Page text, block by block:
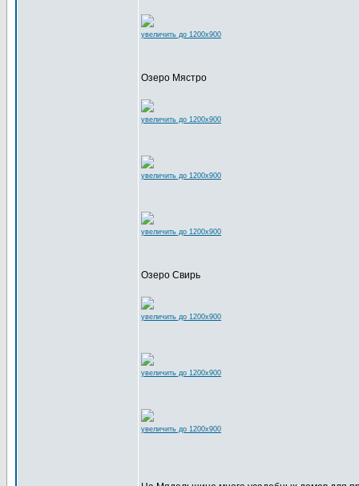
увеличить до 1200x900
Озеро Мястро
увеличить до 1200x900
увеличить до 1200x900
увеличить до 1200x900
Озеро Свирь
увеличить до 1200x900
увеличить до 1200x900
увеличить до 1200x900